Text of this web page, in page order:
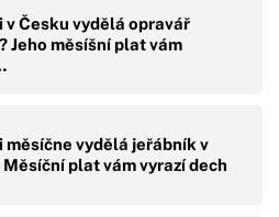
v Česku vydělá opravář
Jeho měsíšní plat vám
měsíčne vydělá jeřábník v
plat vám vyrazí dech